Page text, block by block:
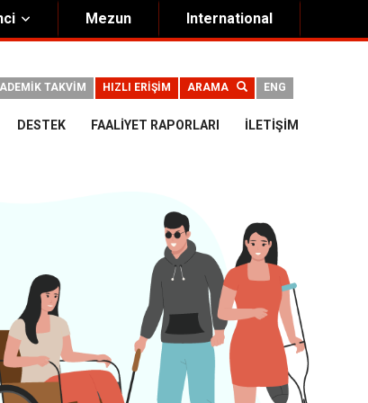
Mezun International
ENG
ARAMA
HIZLI ERİŞİM
TAKVİM
DESTEK FAALIYET RAPORLARI İLETIŞIM